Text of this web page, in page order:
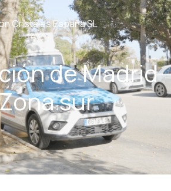
Cristales España SL
de Madrid
sur